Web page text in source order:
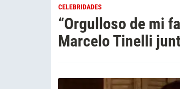
CELEBRIDADES
“Orgulloso de mi
Marcelo Tinelli